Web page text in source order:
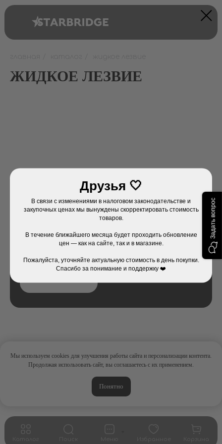
Друзья 🤍
В связи с изменениями в налоговом законодательстве и
закупочных ценах мы вынуждены скорректировать стоимость
товаров.
В течение ближайшего месяца будет проходить обновление
цен — как на сайте, так и в магазине.
Пожалуйста, уточняйте актуальную стоимость в день покупки.
Спасибо за понимание и поддержку ❤️
Каталог Поиск Меню Избранное Корзина
ЖИДКОЕ ЛЕЗВИЕ
Не нашли нужный товар? В наших магазинах
ассортимент еще больше. Обратитесь в
— и мы поможем вам найти то, что вам нужно!
Мы используем cookies для улучшения работы сайта и персонализации контента.
Продолжая использовать сайт, вы соглашаетесь с их применением.
Понятно
Задать вопрос